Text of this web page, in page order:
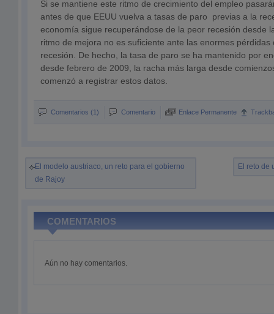
Si se mantiene este ritmo de crecimiento del empleo
antes de que EEUU vuelva a tasas de paro previas a la
economía sigue recuperándose de la peor recesión desde
ritmo de mejora no es suficiente ante las enormes
recesión. De hecho, la tasa de paro se ha mantenido por
desde febrero de 2009, la racha más larga desde
comenzó a registrar estos datos.
Comentarios (1) Comentario Enlace Permanente
El modelo austriaco, un reto para el gobierno
de Rajoy
El reto de
COMENTARIOS
Aún no hay comentarios.